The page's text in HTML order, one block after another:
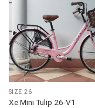
SIZE 26
Xe Mini Tulip 26-V1